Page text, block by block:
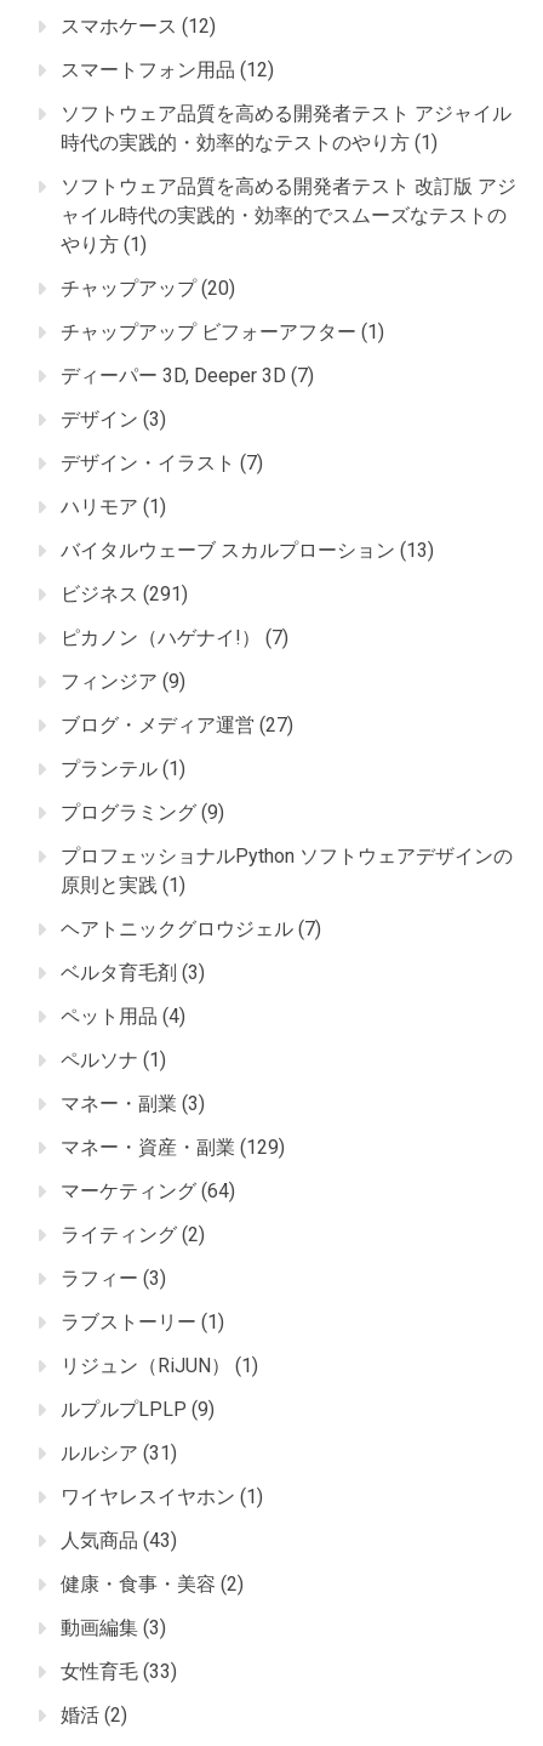
スマホケース (12)
スマートフォン用品 (12)
ソフトウェア品質を高める開発者テスト アジャイル
時代の実践的・効率的なテストのやり方 (1)
ソフトウェア品質を高める開発者テスト 改訂版 アジ
ャイル時代の実践的・効率的でスムーズなテストの
やり方 (1)
チャップアップ(20)
チャップアップ ビフォーアフター (1)
ディーパー 3D, Deeper 3D (7)
デザイン (3)
デザイン・イラスト (7)
ハリモア (1)
バイタルウェーブ スカルプローション (13)
ビジネス (291)
ピカノン（ハゲナイ!）
(7)
フィンジア (9)
ブログ・メディア運営 (27)
プランテル (1)
プログラミング (9)
プロフェッショナルPython ソフトウェアデザインの
原則と実践 (1)
ヘアトニックグロウジェル (7)
ベルタ育毛剤 (3)
ペット用品 (4)
ペルソナ (1)
マネー・副業 (3)
マネー・資産・副業 (129)
マーケティング (64)
ライティング (2)
ラフィー (3)
ラブストーリー (1)
リジュン（RiJUN）
(1)
ルプルプLPLP (9)
ルルシア (31)
ワイヤレスイヤホン (1)
人気商品 (43)
健康・食事・美容 (2)
動画編集 (3)
女性育毛 (33)
婚活 (2)